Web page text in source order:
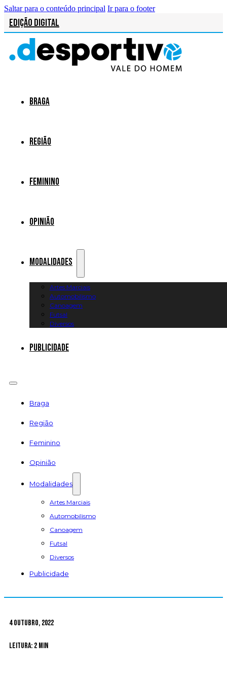
Saltar para o conteúdo principal Ir para o footer
Edição Digital
Braga
Região
Feminino
Opinião
Modalidades
Artes Marciais
Automobilismo
Canoagem
Futsal
Diversos
Publicidade
Braga
Região
Feminino
Opinião
Modalidades
Artes Marciais
Automobilismo
Canoagem
Futsal
Diversos
Publicidade
4 Outubro, 2022
Leitura: 2 min